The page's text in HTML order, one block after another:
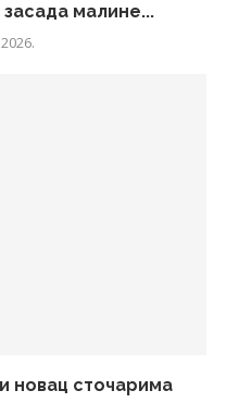
малине...
новац сточарима